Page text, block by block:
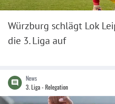
Würzburg schlägt Lok
die 3. Liga auf
News
3. Liga - Relegation